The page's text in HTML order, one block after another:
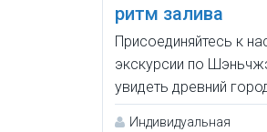
ритм залива
Присоединяйтесь к
экскурсии по
увидеть древний
Индивидуальная